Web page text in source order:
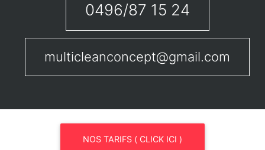
0496/87 15 24
multicleanconcept@gmail.com
NOS TARIFS ( CLICK ICI )